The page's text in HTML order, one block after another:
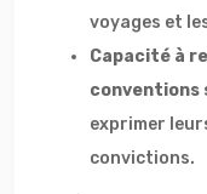
voyages et
Capacité à
conventions
exprimer
convictions.